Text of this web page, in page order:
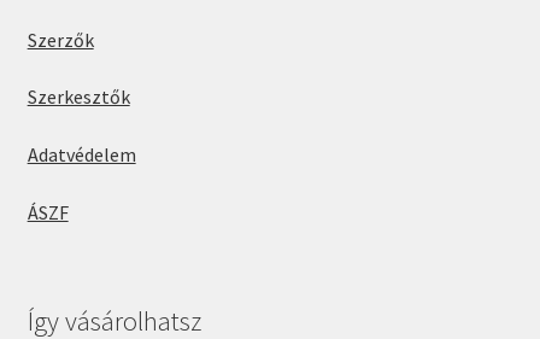
Szerzők
Szerkesztők
Adatvédelem
ÁSZF
Így vásárolhatsz